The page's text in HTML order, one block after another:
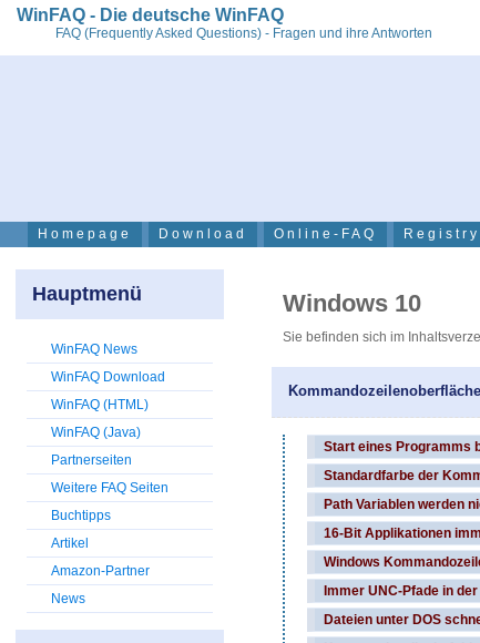
WinFAQ - Die deutsche WinFAQ
FAQ (Frequently Asked Questions) - Fragen und ihre Antworten
Homepage Download Online-FAQ
Windows 10
Sie befinden sich im
Start eines Programms
Standardfarbe der
Path Variablen werden
16-Bit Applikationen
Windows
Immer UNC-Pfade in
Dateien unter DOS
Hauptmenü
WinFAQ News
WinFAQ Download
WinFAQ (HTML)
WinFAQ (Java)
Partnerseiten
Weitere FAQ Seiten
Buchtipps
Artikel
Amazon-Partner
News